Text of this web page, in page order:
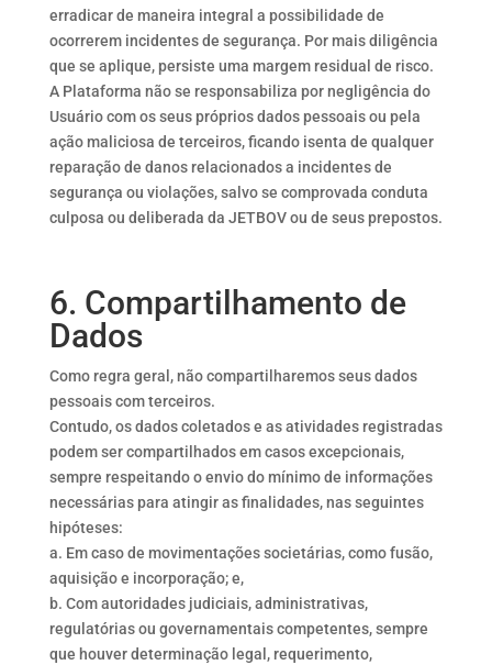
erradicar de maneira integral a possibilidade de
ocorrerem incidentes de segurança. Por mais diligência
que se aplique, persiste uma margem residual de risco.
A Plataforma não se responsabiliza por negligência do
Usuário com os seus próprios dados pessoais ou pela
ação maliciosa de terceiros, ficando isenta de qualquer
reparação de danos relacionados a incidentes de
segurança ou violações, salvo se comprovada conduta
culposa ou deliberada da JETBOV ou de seus prepostos.
6. Compartilhamento de
Dados
Como regra geral, não compartilharemos seus dados
pessoais com terceiros.
Contudo, os dados coletados e as atividades registradas
podem ser compartilhados em casos excepcionais,
sempre respeitando o envio do mínimo de informações
necessárias para atingir as finalidades, nas seguintes
hipóteses:
a. Em caso de movimentações societárias, como fusão,
aquisição e incorporação; e,
b. Com autoridades judiciais, administrativas,
regulatórias ou governamentais competentes, sempre
que houver determinação legal, requerimento,